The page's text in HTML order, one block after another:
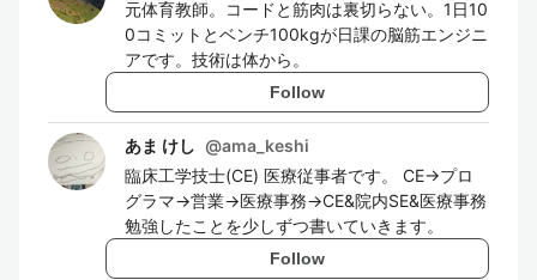
元体育教師。コードと筋肉は裏切らない。1日10
0コミットとベンチ100kgが日課の脳筋エンジニ
アです。技術は体から。
Follow
あま けし @ama_keshi
臨床工学技士(CE) 医療従事者です。 CE→プロ
グラマ→営業→医療事務→CE&院内SE&医療事務
勉強したことを少しずつ書いていきます。
Follow